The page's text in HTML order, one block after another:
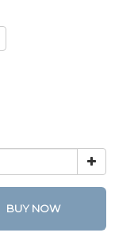
BUY NOW